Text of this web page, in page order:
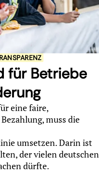
für Betriebe
eine faire,
muss die
umsetzen. Darin ist
der vielen deutschen
dürfte.